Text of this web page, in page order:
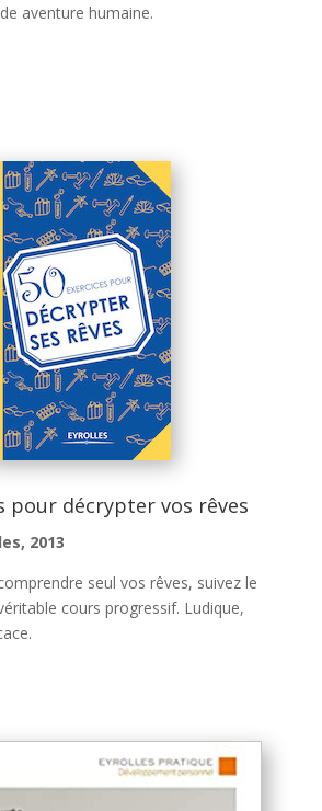
aventure humaine.
pour décrypter vos rêves
2013
seul vos rêves, suivez le
cours progressif. Ludique,